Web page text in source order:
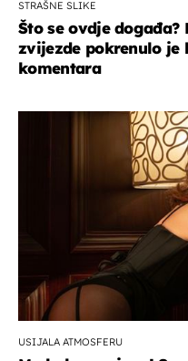
STRAŠNE SLIKE
Što se ovdje
zvijezde pokrenulo
komentara
USIJALA ATMOSFERU